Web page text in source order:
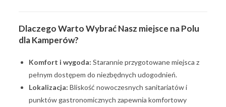
Dlaczego Warto Wybrać Nasz miejsce na Polu
dla Kamperów?
Komfort i wygoda: Starannie przygotowane miejsca z
pełnym dostępem do niezbędnych udogodnień.
Lokalizacja: Bliskość nowoczesnych sanitariatów i
punktów gastronomicznych zapewnia komfortowy